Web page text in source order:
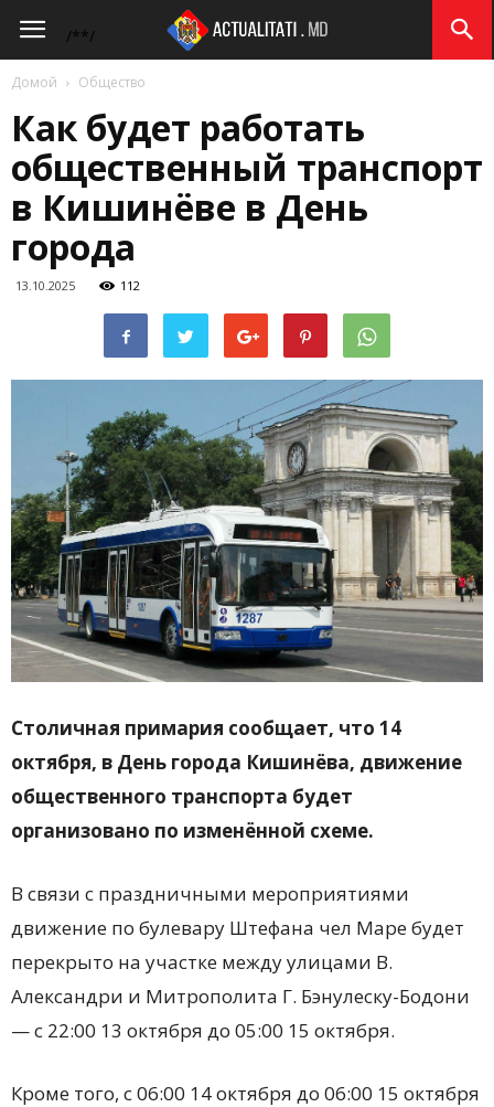
/**/
Actualitati.md
Домой Общество
Как будет работать
общественный транспорт
в Кишинёве в День
города
13.10.2025 112
Столичная примария сообщает, что 14
октября, в День города Кишинёва, движение
общественного транспорта будет
организовано по изменённой схеме.
В связи с праздничными мероприятиями
движение по булевару Штефана чел Маре будет
перекрыто на участке между улицами В.
Александри и Митрополита Г. Бэнулеску-Бодони
— с 22:00 13 октября до 05:00 15 октября.
Кроме того, с 06:00 14 октября до 06:00 15 октября